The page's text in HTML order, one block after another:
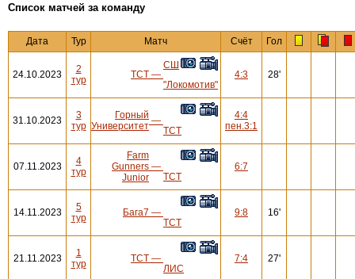
Cписок матчей за команду
Дата Тур Матч Счёт Гол
24.10.2023
2
тур
ТСТ —
СШ
"Локомотив"
4:3 28'
31.10.2023
3
тур
Горный
Университет —
ТСТ
4:4
пен.3:1
07.11.2023
4
тур
Farm
Gunners
Junior
—
ТСТ
6:7
14.11.2023
5
тур
Бага7 —
ТСТ
9:8 16'
21.11.2023
1
тур
ТСТ —
ЛИС
7:4 27'